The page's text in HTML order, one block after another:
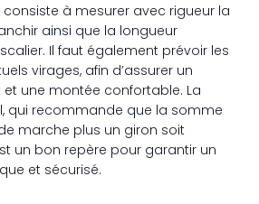
à mesurer avec rigueur la
ainsi que la longueur
Il faut également prévoir les
virages, afin d’assurer un
une montée confortable. La
qui recommande que la somme
marche plus un giron soit
un bon repère pour garantir un
et sécurisé.